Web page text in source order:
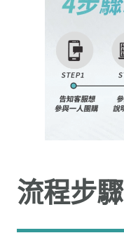
流程步驟